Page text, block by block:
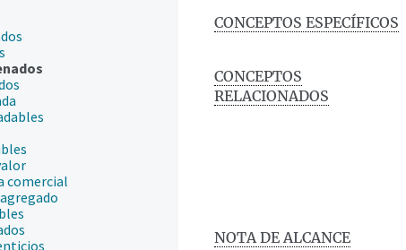
comercial
CONCEPTOS ESPECÍFICOS
CONCEPTOS
RELACIONADOS
NOTA DE ALCANCE